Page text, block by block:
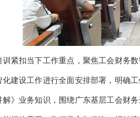
扣当下工作重点，聚焦工会财务数
化建设工作进行全面安排部署，明确
解》业务知识，围绕广东基层工会财